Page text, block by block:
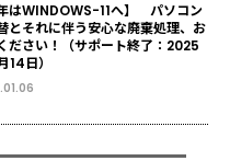
年はWINDOWS-11へ】 パソコン
とそれに伴う安心な廃棄処理、お
ださい！（サポート終了：2025
14日）